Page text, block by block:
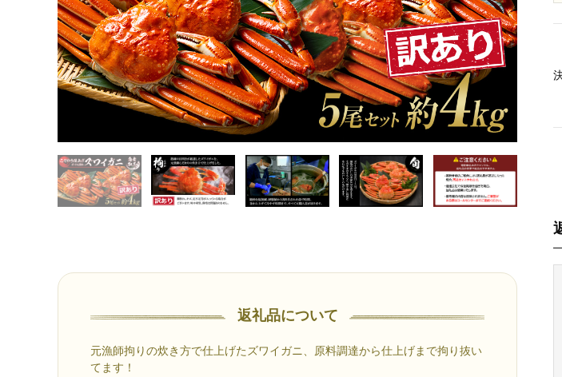
返礼品について
元漁師拘りの炊き方で仕上げたズワイガニ、原料調達から仕上げまで拘り抜い
てます！